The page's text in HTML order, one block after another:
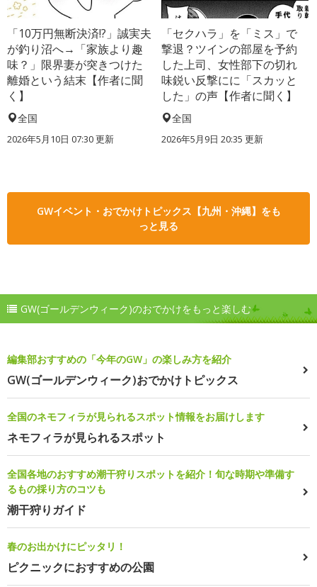
「10万円無断決済!?」誠実夫
が釣り沼へ→「家族より趣
味？」限界妻が突きつけた
離婚という結末【作者に聞
く】
全国
2026年5月10日 07:30 更新
「セクハラ」を「ミス」で
撃退？ツインの部屋を予約
した上司、女性部下の切れ
味鋭い反撃にに「スカッと
した」の声【作者に聞く】
全国
2026年5月9日 20:35 更新
GWイベント・おでかけトピックス【九州・沖縄】をも
っと見る
GW(ゴールデンウィーク)のおでかけをもっと楽しむ
編集部おすすめの「今年のGW」の楽しみ方を紹介
GW(ゴールデンウィーク)おでかけトピックス
全国のネモフィラが見られるスポット情報をお届けします
ネモフィラが見られるスポット
全国各地のおすすめ潮干狩りスポットを紹介！旬な時期や準備す
るもの採り方のコツも
潮干狩りガイド
春のお出かけにピッタリ！
ピクニックにおすすめの公園